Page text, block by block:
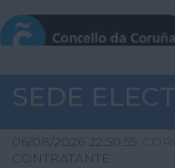
SEDE
06/08/2026 22:50:55
CONTRATANTE